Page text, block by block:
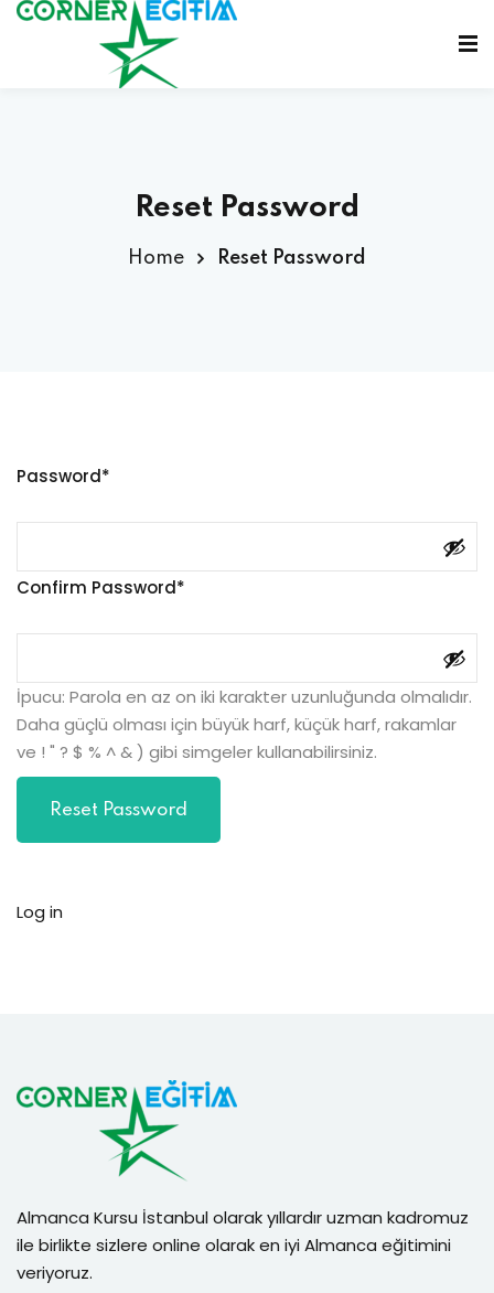
Reset Password
Home Reset Password
Password
Confirm Password
İpucu: Parola en az on iki karakter uzunluğunda olmalıdır.
Daha güçlü olması için büyük harf, küçük harf, rakamlar
ve ! " ? $ % ^ & ) gibi simgeler kullanabilirsiniz.
Log in
Almanca Kursu İstanbul olarak yıllardır uzman kadromuz
ile birlikte sizlere online olarak en iyi Almanca eğitimini
veriyoruz.
Sign in